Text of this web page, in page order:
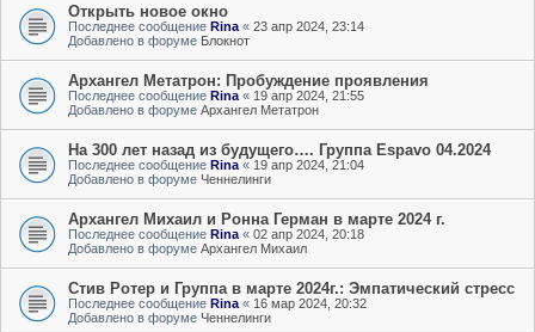
Открыть новое окно
Последнее сообщение Rina « 23 апр 2024, 23:14
Добавлено в форуме Блокнот
Архангел Метатрон: Пробуждение проявления
Последнее сообщение Rina « 19 апр 2024, 21:55
Добавлено в форуме Архангел Метатрон
На 300 лет назад из будущего…. Группа Espavo 04.2024
Последнее сообщение Rina « 19 апр 2024, 21:04
Добавлено в форуме Ченнелинги
Архангел Михаил и Ронна Герман в марте 2024 г.
Последнее сообщение Rina « 02 апр 2024, 20:18
Добавлено в форуме Архангел Михаил
Стив Ротер и Группа в марте 2024г.: Эмпатический стресс
Последнее сообщение Rina « 16 мар 2024, 20:32
Добавлено в форуме Ченнелинги